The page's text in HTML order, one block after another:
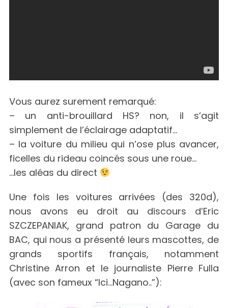
Vous aurez surement remarqué:
– un anti-brouillard HS? non, il s’agit
simplement de l’éclairage adaptatif…
– la voiture du milieu qui n’ose plus avancer,
ficelles du rideau coincés sous une roue…
…les aléas du direct
Une fois les voitures arrivées (des 320d),
nous avons eu droit au discours d’Eric
SZCZEPANIAK, grand patron du Garage du
BAC, qui nous a présenté leurs mascottes, de
grands sportifs français, notamment
Christine Arron et le journaliste Pierre Fulla
(avec son fameux “Ici…Nagano..”):